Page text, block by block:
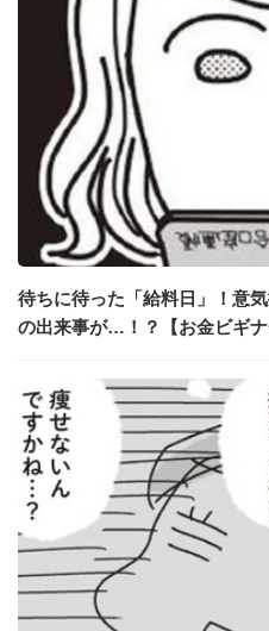
待ちに待った「給料日」！意
の出来事が…！？【お金ビギナ